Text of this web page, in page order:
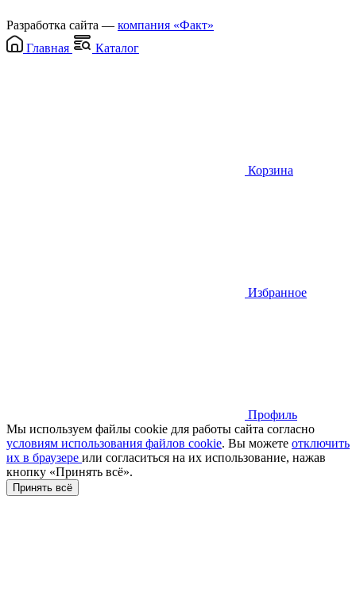
Разработка сайта — компания «Факт»
Главная
Каталог
Корзина
Избранное
Профиль
Мы используем файлы cookie для работы сайта согласно
условиям использования файлов cookie. Вы можете отключить
их в браузере или cогласиться на их использование, нажав
кнопку «Принять всё».
Принять всё